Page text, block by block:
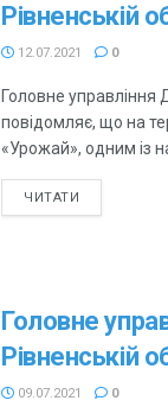
Рівненській
12.07.2021 0
Головне управління
повідомляє, що на
«Урожай», одним із
ЧИТАТИ
Головне
Рівненській
09.07.2021 0